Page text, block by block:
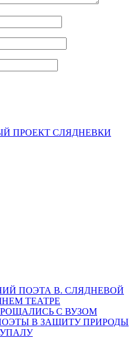
ПОЭТА В. СЛЯДНЕВОЙ
ТЕАТРЕ
С ВУЗОМ
В ЗАЩИТУ ПРИРОДЫ